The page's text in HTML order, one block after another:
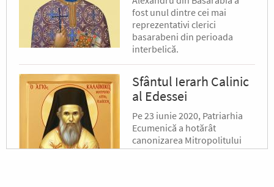
fost unul dintre cei mai
reprezentativi clerici
basarabeni din perioada
interbelică.
Sfântul Ierarh Calinic
al Edessei
Pe 23 iunie 2020, Patriarhia
Ecumenică a hotărât
canonizarea Mitropolitului
Calinic al Edessei, Pellei și